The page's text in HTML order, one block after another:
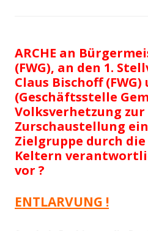
ARCHE an
(FWG), an den 1.
Claus Bischoff
(Geschäftsstelle
Volksverhetzung
Zurschaustellung
Zielgruppe durch
Keltern
vor ?
ENTLARVUNG !